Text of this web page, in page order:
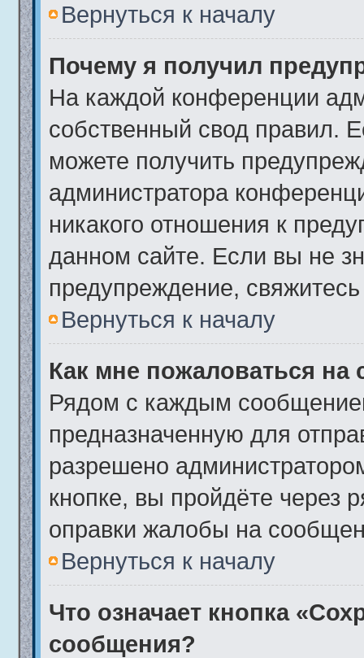
Вернуться к началу
Почему я получил
На каждой конференции
собственный свод правил.
можете получить
администратора
никакого отношения к
данном сайте. Если вы не
предупреждение,
Вернуться к началу
Как мне пожаловаться
Рядом с каждым
предназначенную для
разрешено
кнопке, вы пройдёте через
оправки жалобы на
Вернуться к началу
Что означает кнопка
сообщения?